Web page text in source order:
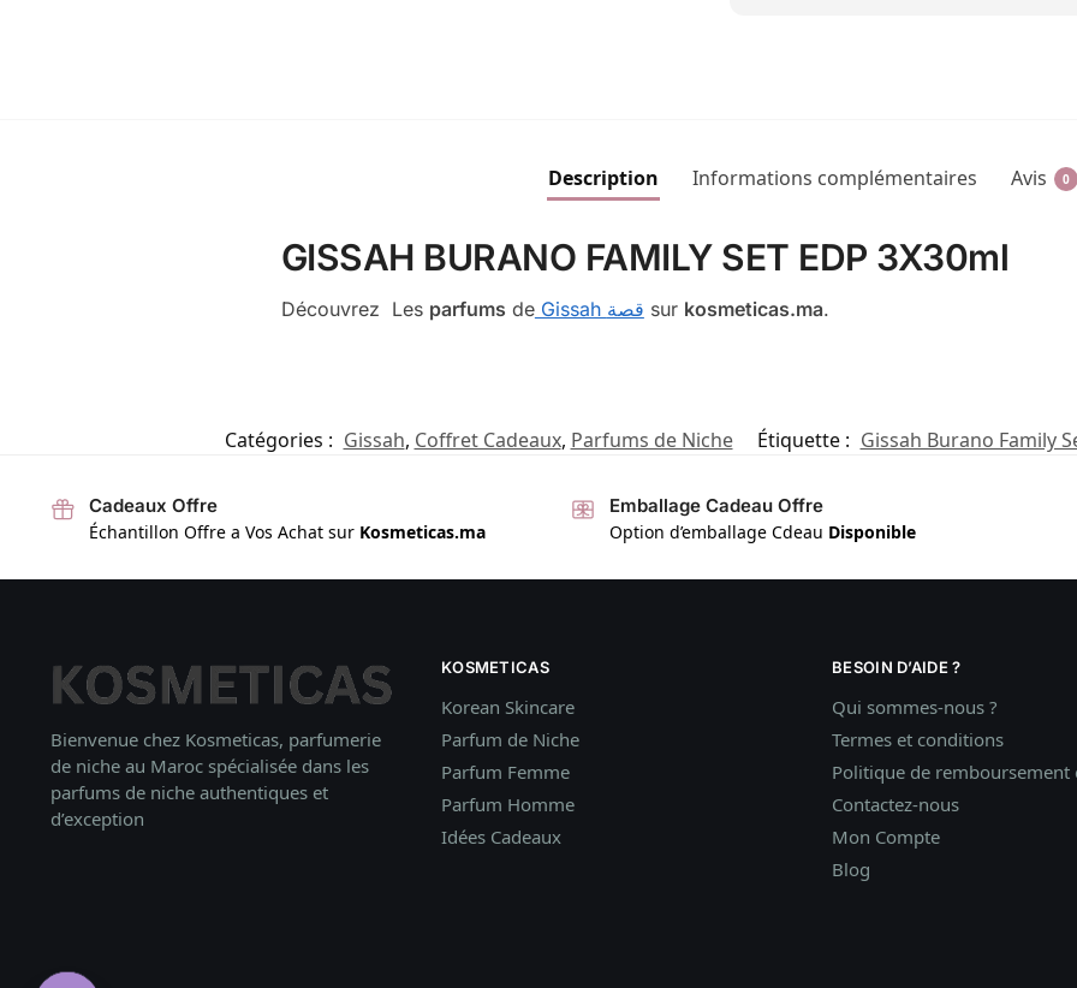
Description Informations complémentaires Avis 0
GISSAH BURANO FAMILY SET EDP 3X30ml
Découvrez Les parfums de Gissah قصة sur kosmeticas.ma.
Catégories : Gissah, Coffret Cadeaux, Parfums de Niche Étiquette : Gissah Burano Family
Cadeaux Offre
Échantillon Offre a Vos Achat sur Kosmeticas.ma
Emballage Cadeau Offre
Option d’emballage Cdeau Disponible
Bienvenue chez Kosmeticas, parfumerie
de niche au Maroc spécialisée dans les
parfums de niche authentiques et
d’exception
KOSMETICAS
Korean Skincare
Parfum de Niche
Parfum Femme
Parfum Homme
Idées Cadeaux
BESOIN D’AIDE ?
Qui sommes-nous ?
Termes et conditions
Politique de remboursement
Contactez-nous
Mon Compte
Blog